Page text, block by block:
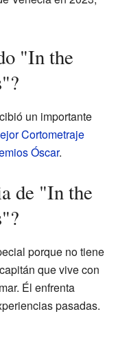
"In the
un importante
Cortometraje
Óscar.
de "In the
porque no tiene
que vive con
Él enfrenta
pasadas.